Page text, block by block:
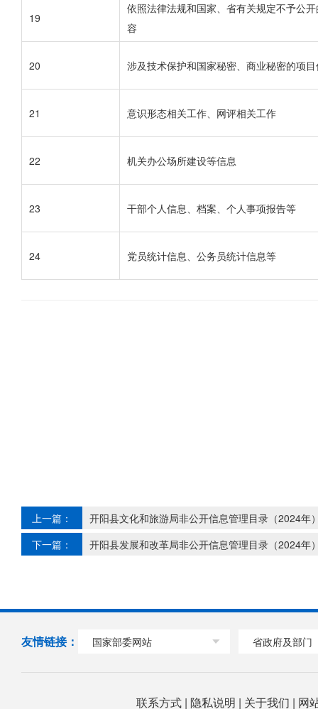
19
依照法律法规和国家、省有关规定不予公
容
20 涉及技术保护和国家秘密、商业秘密的项
21 意识形态相关工作、网评相关工作
22 机关办公场所建设等信息
23 干部个人信息、档案、个人事项报告等
24 党员统计信息、公务员统计信息等
上一篇：
开阳县文化和旅游局非公开信息管理目录（2024年
下一篇：
开阳县发展和改革局非公开信息管理目录（2024年
友情链接： 国家部委网站 省政府及部门
联系方式| 隐私说明 | 关于我们 | 网